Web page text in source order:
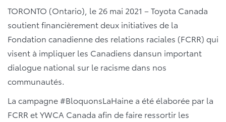
TORONTO (Ontario), le 26 mai 2021 – Toyota Canada
soutient financièrement deux initiatives de la
Fondation canadienne des relations raciales (FCRR) qui
visent à impliquer les Canadiens dansun important
dialogue national sur le racisme dans nos
communautés.
La campagne #BloquonsLaHaine a été élaborée par la
FCRR et YWCA Canada afin de faire ressortir les